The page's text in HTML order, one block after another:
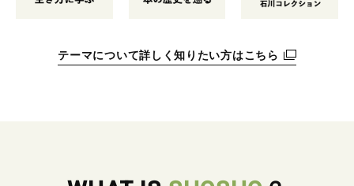
テーマについて詳しく知りたい方はこちら